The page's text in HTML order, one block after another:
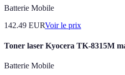
Batterie Mobile
142.49 EURVoir le prix
Toner laser Kyocera TK-8315M
Batterie Mobile